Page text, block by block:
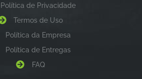
Política de Privacidade
Termos de Uso
Política da Empresa
Política de Entregas
FAQ